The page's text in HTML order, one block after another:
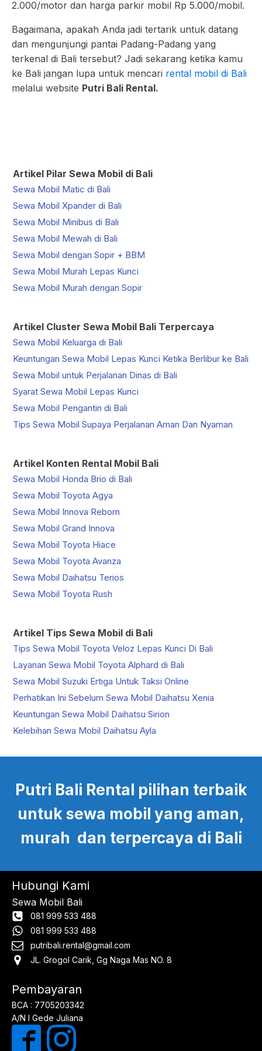
2.000/motor dan harga parkir mobil Rp 5.000/mobil.
Bagaimana, apakah Anda jadi tertarik untuk datang
dan mengunjungi pantai Padang-Padang yang
terkenal di Bali tersebut? Jadi sekarang ketika kamu
ke Bali jangan lupa untuk mencari rental mobil di Bali
melalui website Putri Bali Rental.
Artikel Pilar Sewa Mobil di Bali
Sewa Mobil Matic di Bali
Sewa Mobil Xpander di Bali
Sewa Mobil Minibus di Bali
Sewa Mobil Mewah di Bali
Sewa Mobil dengan Sopir + BBM
Sewa Mobil Murah Lepas Kunci
Sewa Mobil Murah dengan Sopir
Artikel Cluster Sewa Mobil Bali Terpercaya
Sewa Mobil Keluarga di Bali
Keuntungan Sewa Mobil Lepas Kunci Ketika Berlibur ke Bali
Sewa Mobil untuk Perjalanan Dinas di Bali
Syarat Sewa Mobil Lepas Kunci
Sewa Mobil Pengantin di Bali
Tips Sewa Mobil Supaya Perjalanan Aman Dan Nyaman
Artikel Konten Rental Mobil Bali
Sewa Mobil Honda Brio di Bali
Sewa Mobil Toyota Agya
Sewa Mobil Innova Reborn
Sewa Mobil Grand Innova
Sewa Mobil Toyota Hiace
Sewa Mobil Toyota Avanza
Sewa Mobil Daihatsu Terios
Sewa Mobil Toyota Rush
Artikel Tips Sewa Mobil di Bali
Tips Sewa Mobil Toyota Veloz Lepas Kunci Di Bali
Layanan Sewa Mobil Toyota Alphard di Bali
Sewa Mobil Suzuki Ertiga Untuk Taksi Online
Perhatikan Ini Sebelum Sewa Mobil Daihatsu Xenia
Keuntungan Sewa Mobil Daihatsu Sirion
Kelebihan Sewa Mobil Daihatsu Ayla
Putri Bali Rental pilihan terbaik
untuk sewa mobil yang aman,
murah dan terpercaya di Bali
Hubungi Kami
Sewa Mobil Bali
081 999 533 488
081 999 533 488
putribali.rental@gmail.com
JL. Grogol Carik, Gg Naga Mas NO. 8
Pembayaran
BCA : 7705203342
A/N I Gede Juliana